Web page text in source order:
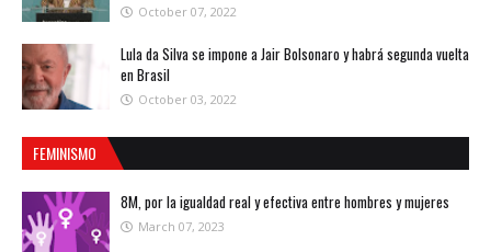
October 07, 2022
Lula da Silva se impone a Jair Bolsonaro y habrá segunda vuelta
en Brasil
October 03, 2022
FEMINISMO
8M, por la igualdad real y efectiva entre hombres y mujeres
March 07, 2023